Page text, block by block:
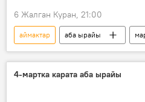
6 Жалган Куран, 21:00
аймактар аба ырайы
Кыргызстан
4-мартка карата аба ырайы